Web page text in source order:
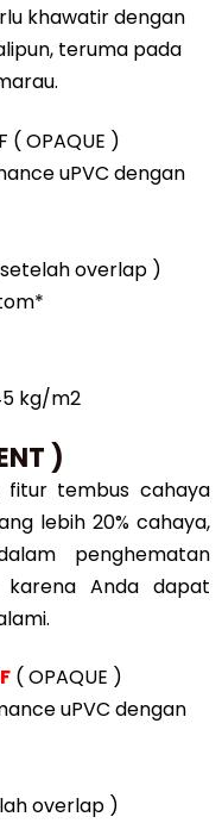
khawatir dengan
teruma pada
( OPAQUE )
uPVC dengan
overlap )
kg/m2
)
fitur tembus cahaya
lebih 20% cahaya,
penghematan
Anda dapat
( OPAQUE )
uPVC dengan
overlap )